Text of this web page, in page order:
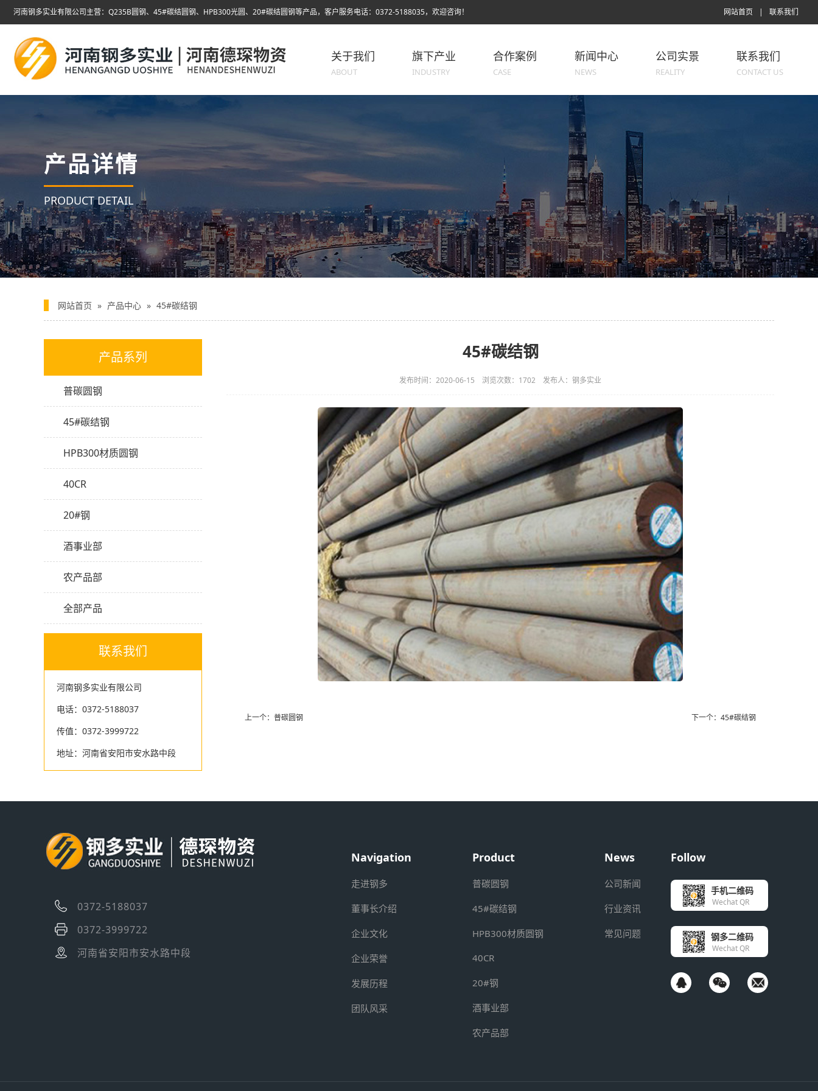
河南钢多实业有限公司主营：Q235B圆钢、45#碳结圆钢、HPB300光圆、20#碳结圆钢等产品，客户服务电话：0372-5188035，欢迎咨询！ 网站首页 | 联系我们
关于我们
ABOUT
旗下产业
INDUSTRY
合作案例
CASE
新闻中心
NEWS
公司实景
REALITY
联系我们
CONTACT US
产品详情
PRODUCT DETAIL
网站首页 » 产品中心 » 45#碳结钢
产品系列
普碳圆钢
45#碳结钢
HPB300材质圆钢
40CR
20#钢
酒事业部
农产品部
全部产品
联系我们
河南钢多实业有限公司
电话：0372-5188037
传值：0372-3999722
地址：河南省安阳市安水路中段
45#碳结钢
发布时间：2020-06-15 浏览次数：1702 发布人：钢多实业
上一个： 普碳圆钢 下一个： 45#碳结钢
0372-5188037
0372-3999722
河南省安阳市安水路中段
Navigation
走进钢多
董事长介绍
企业文化
企业荣誉
发展历程
团队风采
Product
普碳圆钢
45#碳结钢
HPB300材质圆钢
40CR
20#钢
酒事业部
农产品部
News
公司新闻
行业资讯
常见问题
Follow
手机二维码
Wechat QR
钢多二维码
Wechat QR